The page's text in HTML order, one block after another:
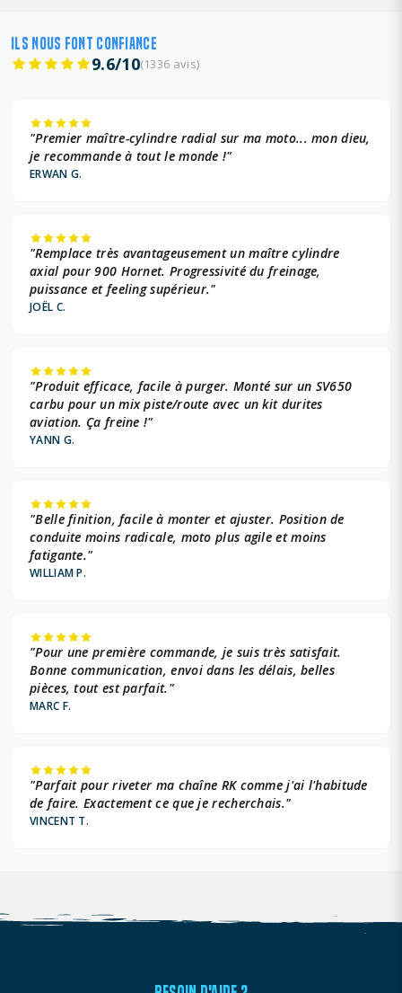
ILS NOUS FONT CONFIANCE
9.6/10(1336 avis)
"Premier maître-cylindre radial sur ma moto... mon dieu,
je recommande à tout le monde !"
ERWAN G.
"Remplace très avantageusement un maître cylindre
axial pour 900 Hornet. Progressivité du freinage,
puissance et feeling supérieur."
JOËL C.
"Produit efficace, facile à purger. Monté sur un SV650
carbu pour un mix piste/route avec un kit durites
aviation. Ça freine !"
YANN G.
"Belle finition, facile à monter et ajuster. Position de
conduite moins radicale, moto plus agile et moins
fatigante."
WILLIAM P.
"Pour une première commande, je suis très satisfait.
Bonne communication, envoi dans les délais, belles
pièces, tout est parfait."
MARC F.
"Parfait pour riveter ma chaîne RK comme j'ai l'habitude
de faire. Exactement ce que je recherchais."
VINCENT T.